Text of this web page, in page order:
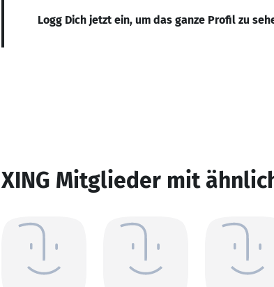
Logg Dich jetzt ein, um das ganze Profil zu
XING Mitglieder mit